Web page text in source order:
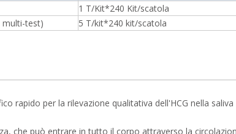
1 T/Kit*240 Kit/scatola
multi-test) 5 T/kit*240 kit/scatola
rapido per la rilevazione qualitativa dell'HCG nella
che può entrare in tutto il corpo attraverso la